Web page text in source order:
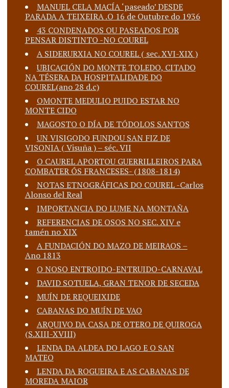
MANUEL CELA MACÍA ‘paseado’ DESDE
PARADA A TEIXEIRA .O 16 de Outubre do 1936
43 CONDENADOS OU PASEADOS POR
PENSAR DISTINTO -NO COUREL
A SIDERURXIA NO COUREL ( sec. XVI-XIX )
UBICACIÓN DO MONTE TOLEDO, CITADO
NA TÉSERA DA HOSPITALIDADE DO
COUREL(ano 28 d.c)
OMONTE MEDULIO PUIDO ESTAR NO
MONTE CIDO
MAGOSTO O DÍA DE TÓDOLOS SANTOS
UN VISIGODO FUNDOU SAN FIZ DE
VISONIA ( Visuña ) – séc. VII
O CAUREL APORTOU GUERRILLEIROS PARA
COMBATER ÓS FRANCESES- (1808-1814)
NOTAS ETNOGRÁFICAS DO COUREL -Carlos
Alonso del Real
IMPORTANCIA DO LUME NA MONTAÑA
REFERENCIAS DE OSOS NO SEC. XIV e
tamén no XIX
A FUNDACIÓN DO MAZO DE MEIRAOS –
Ano 1813
O NOSO ENTROIDO-ENTRUIDO-CARNAVAL
DAVID SOTUELA, GRAN TENOR DE SECEDA
MUÍN DE REQUEIXIDE
CABANAS DO MUÍN DE VAO
ARQUIVO DA CASA DE OTERO DE QUIROGA
(S.XIII-XVIII)
LENDA DA ALDEA DO LAGO E O SAN
MATEO
LENDA DA ROGUEIRA E AS CABANAS DE
MOREDA MAIOR